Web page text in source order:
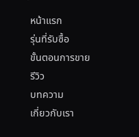
หน้าแรก
รุ่นที่รับซื้อ
ขั้นตอนการขาย
รีวิว
บทความ
เกี่ยวกับเรา